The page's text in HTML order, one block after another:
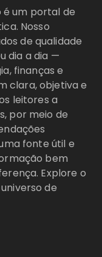
é um portal de
Nosso
de qualidade
dia a dia —
finanças e
clara, objetiva e
leitores a
por meio de
fonte útil e
bem
Explore o
de